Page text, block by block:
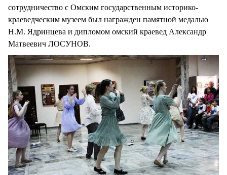
сотрудничество с Омским государственным историко-
краеведческим музеем был награжден памятной медалью
Н.М. Ядринцева и дипломом омский краевед Александр
Матвеевич ЛОСУНОВ.